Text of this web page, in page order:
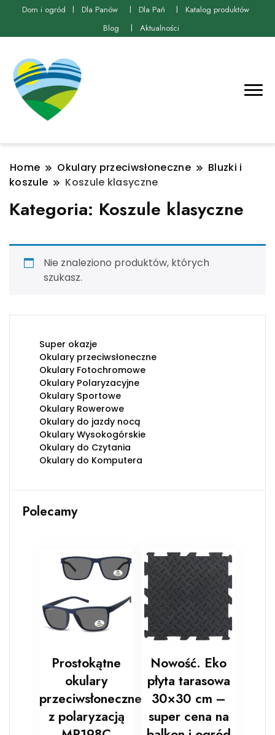
Dom i ogród Dla Panów Dla Pań
Katalog produktów
Blog
Aktualności
Home Okulary przeciwsłoneczne
Bluzki i
koszule
Koszule klasyczne
Kategoria: Koszule klasyczne
Nie znaleziono produktów, których
szukasz.
Super okazje
Okulary przeciwsłoneczne
Okulary Fotochromowe
Okulary Polaryzacyjne
Okulary Sportowe
Okulary Rowerowe
Okulary do jazdy nocą
Okulary Wysokogórskie
Okulary do Czytania
Okulary do Komputera
Polecamy
Prostokątne
okulary
przeciwsłoneczne
z polaryzacją
Nowość. Eko
płyta tarasowa
30×30 cm –
super cena na